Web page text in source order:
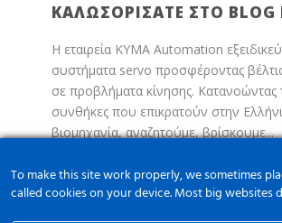
ΚΑΛΩΣΟΡΊΣΑΤΕ ΣΤΟ
Η εταιρεία KYMA Automation
συστήματα servo προσφέροντας
σε προβλήματα κίνησης. Κατανοώντας
συνθήκες που επικρατούν στην
βιομηχανία, αναζητούμε, βρίσκουμε...
Read More
To make this site work properly, we sometimes
called cookies on your device. Most big websites